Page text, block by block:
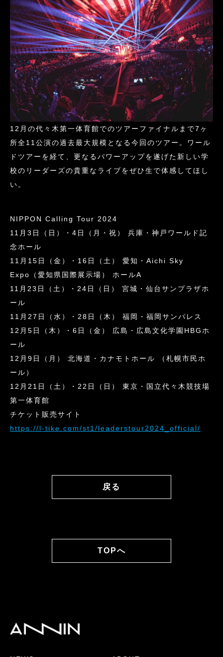
12月の代々木第一体育館でのツアーファイナルまで7ヶ
所全11公演の過去最大規模となる今回のツアー。ワール
ドツアーを経て、更なるパワーアップを遂げた新しい学
校のリーダーズの貴重なライブをぜひ生で体感してほし
い。
NIPPON Calling Tour 2024
11月3日（日）・4日（月・祝） 兵庫・神戸ワールド記
念ホール
11月15日（金）・16日（土） 愛知・Aichi Sky
Expo（愛知県国際展示場） ホールA
11月23日（土）・24日（日） 宮城・仙台サンプラザホ
ール
11月27日（水）・28日（木） 福岡・福岡サンパレス
12月5日（木）・6日（金） 広島・広島文化学園HBGホ
ール
12月9日（月） 北海道・カナモトホール （札幌市民ホ
ール）
12月21日（土）・22日（日） 東京・国立代々木競技場
第一体育館
チケット販売サイト
https://l-tike.com/st1/leaderstour2024_official/
戻る
TOPへ